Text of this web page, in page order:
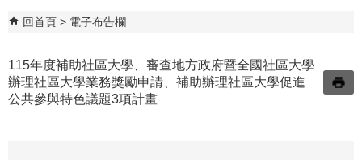
回首頁 電子布告欄
115年度補助社區大學、審查地方政府暨全國社區大學
辦理社區大學業務獎勵申請、補助辦理社區大學促進
公共參與特色議題3項計畫